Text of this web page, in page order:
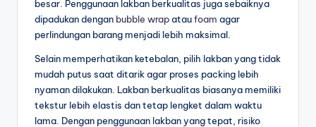
besar. Penggunaan lakban berkualitas juga sebaiknya
dipadukan dengan bubble wrapataufoam agar
perlindungan barang menjadi lebih maksimal.
Selain memperhatikan ketebalan, pilih lakban yang tidak
mudah putus saat ditarik agar proses packing lebih
nyaman dilakukan. Lakban berkualitas biasanya memiliki
tekstur lebih elastis dan tetap lengket dalam waktu
lama. Dengan penggunaan lakban yang tepat, risiko